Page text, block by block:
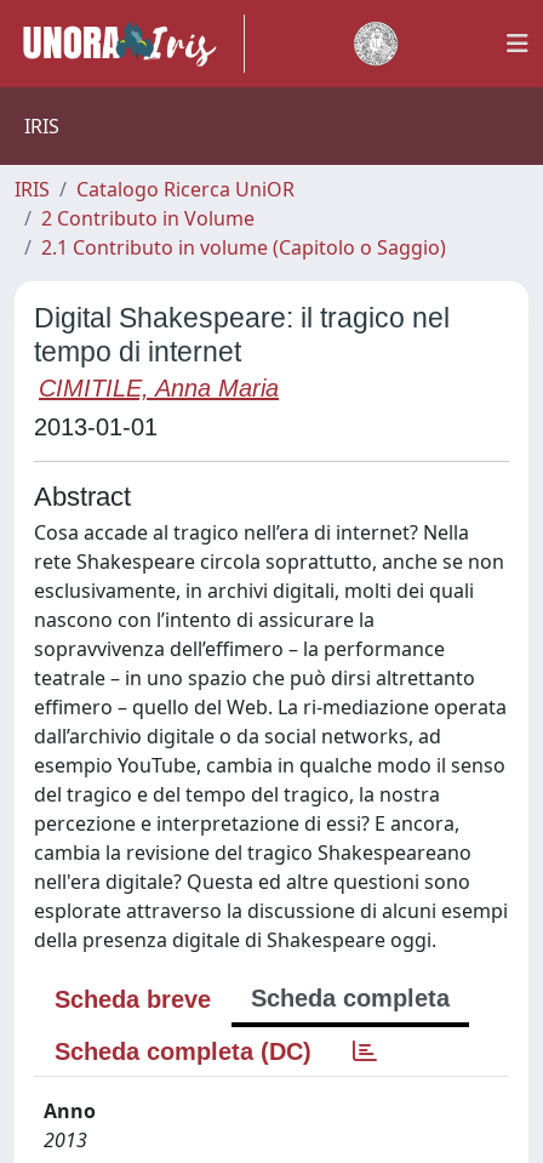
IRIS
IRIS
Catalogo Ricerca UniOR
2 Contributo in Volume
2.1 Contributo in volume (Capitolo o Saggio)
Digital Shakespeare: il tragico nel
tempo di internet
CIMITILE, Anna Maria
2013-01-01
Abstract
Cosa accade al tragico nell’era di internet? Nella
rete Shakespeare circola soprattutto, anche se non
esclusivamente, in archivi digitali, molti dei quali
nascono con l’intento di assicurare la
sopravvivenza dell’effimero – la performance
teatrale – in uno spazio che può dirsi altrettanto
effimero – quello del Web. La ri-mediazione operata
dall’archivio digitale o da social networks, ad
esempio YouTube, cambia in qualche modo il senso
del tragico e del tempo del tragico, la nostra
percezione e interpretazione di essi? E ancora,
cambia la revisione del tragico Shakespeareano
nell'era digitale? Questa ed altre questioni sono
esplorate attraverso la discussione di alcuni esempi
della presenza digitale di Shakespeare oggi.
Scheda breve
Scheda completa
Scheda completa (DC)
Anno
2013